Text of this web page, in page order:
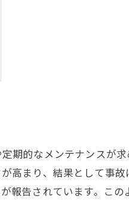
期的なメンテナンスが
高まり、結果として事故
報告されています。この